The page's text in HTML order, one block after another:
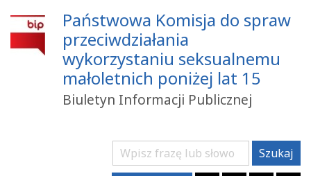
Państwowa Komisja do spraw
przeciwdziałania
wykorzystaniu seksualnemu
małoletnich poniżej lat 15
Biuletyn Informacji Publicznej
Szukaj Szukaj